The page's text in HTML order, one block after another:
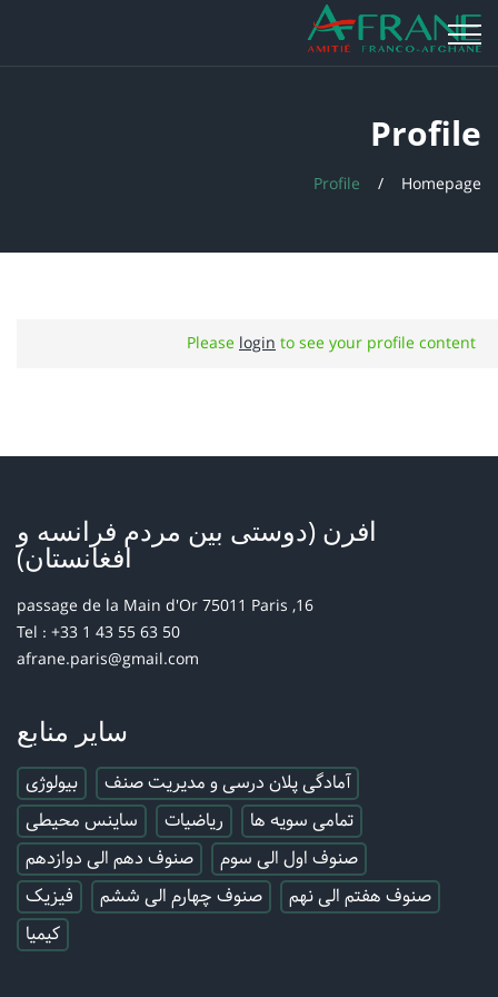
Profile
Homepage
Profile
Please loginto see your profile content
افرن (دوستی بین مردم فرانسه و
افغانستان)
16, passage de la Main d'Or 75011 Paris
Tel : +33 1 43 55 63 50
afrane.paris@gmail.com
سایر منابع
آمادگی پلان درسی و مدیریت صنف
بیولوژی
تمامی سویه ها
ریاضیات
ساینس محیطی
صنوف اول الی سوم
صنوف دهم الی دوازدهم
صنوف هفتم الی نهم
صنوف چهارم الی ششم
فیزیک
کیمیا